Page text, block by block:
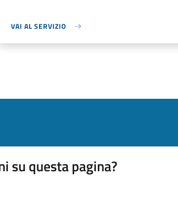
VAI AL SERVIZIO
su questa pagina?